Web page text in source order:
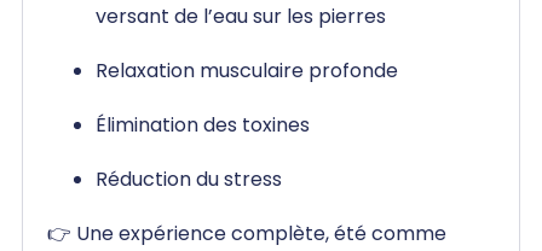
versant de l’eau sur les pierres
Relaxation musculaire profonde
Élimination des toxines
Réduction du stress
👉 Une expérience complète, été comme